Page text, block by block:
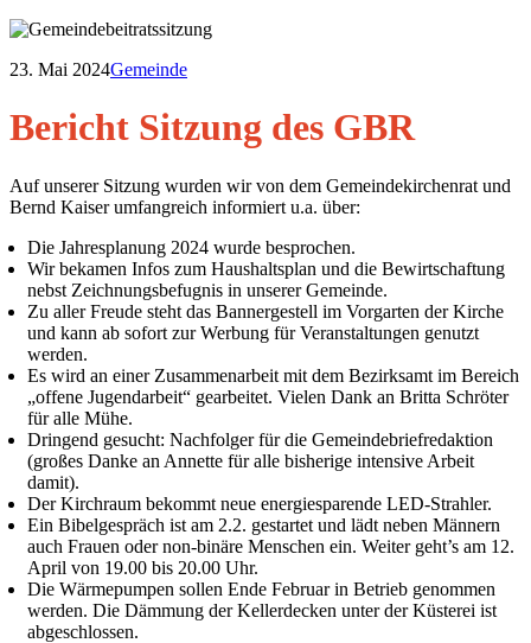
23. Mai 2024Gemeinde
Bericht Sitzung des GBR
Auf unserer Sitzung wurden wir von dem Gemeindekirchenrat und
Bernd Kaiser umfangreich informiert u.a. über:
Die Jahresplanung 2024 wurde besprochen.
Wir bekamen Infos zum Haushaltsplan und die Bewirtschaftung
nebst Zeichnungsbefugnis in unserer Gemeinde.
Zu aller Freude steht das Bannergestell im Vorgarten der Kirche
und kann ab sofort zur Werbung für Veranstaltungen genutzt
werden.
Es wird an einer Zusammenarbeit mit dem Bezirksamt im Bereich
„offene Jugendarbeit“ gearbeitet. Vielen Dank an Britta Schröter
für alle Mühe.
Dringend gesucht: Nachfolger für die Gemeindebriefredaktion
(großes Danke an Annette für alle bisherige intensive Arbeit
damit).
Der Kirchraum bekommt neue energiesparende LED-Strahler.
Ein Bibelgespräch ist am 2.2. gestartet und lädt neben Männern
auch Frauen oder non-binäre Menschen ein. Weiter geht’s am 12.
April von 19.00 bis 20.00 Uhr.
Die Wärmepumpen sollen Ende Februar in Betrieb genommen
werden. Die Dämmung der Kellerdecken unter der Küsterei ist
abgeschlossen.